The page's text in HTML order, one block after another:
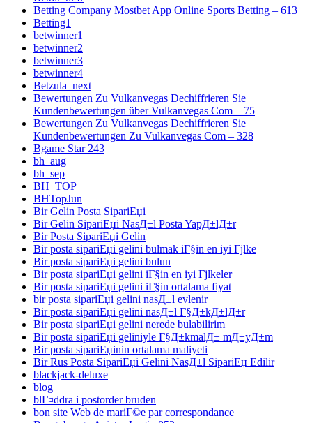
Betting Company Mostbet App Online Sports Betting – 613
Betting1
betwinner1
betwinner2
betwinner3
betwinner4
Betzula_next
Bewertungen Zu Vulkanvegas Dechiffrieren Sie
Kundenbewertungen über Vulkanvegas Com – 75
Bewertungen Zu Vulkanvegas Dechiffrieren Sie
Kundenbewertungen Zu Vulkanvegas Com – 328
Bgame Star 243
bh_aug
bh_sep
BH_TOP
BHTopJun
Bir Gelin Posta SipariЕџi
Bir Gelin SipariЕџi NasД±l Posta YapД±lД±r
Bir Posta SipariЕџi Gelin
Bir posta sipariЕџi gelini bulmak iГ§in en iyi Гјlke
Bir posta sipariЕџi gelini bulun
Bir posta sipariЕџi gelini iГ§in en iyi Гјlkeler
Bir posta sipariЕџi gelini iГ§in ortalama fiyat
bir posta sipariЕџi gelini nasД±l evlenir
Bir posta sipariЕџi gelini nasД±l Г§Д±kД±lД±r
Bir posta sipariЕџi gelini nerede bulabilirim
Bir posta sipariЕџi geliniyle Г§Д±kmalД± mД±yД±m
Bir posta sipariЕџinin ortalama maliyeti
Bir Rus Posta SipariЕџi Gelini NasД±l SipariЕџ Edilir
blackjack-deluxe
blog
blГ¤ddra i postorder bruden
bon site Web de mariГ©e par correspondance